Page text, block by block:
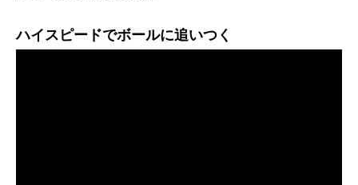
ハイスピードでボールに追いつく